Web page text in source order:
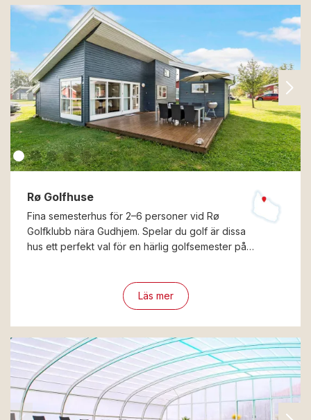
Rø Golfhuse
Fina semesterhus för 2–6 personer vid Rø
Golfklubb nära Gudhjem. Spelar du golf är dissa
hus ett perfekt val för en härlig golfsemester på…
Läs mer